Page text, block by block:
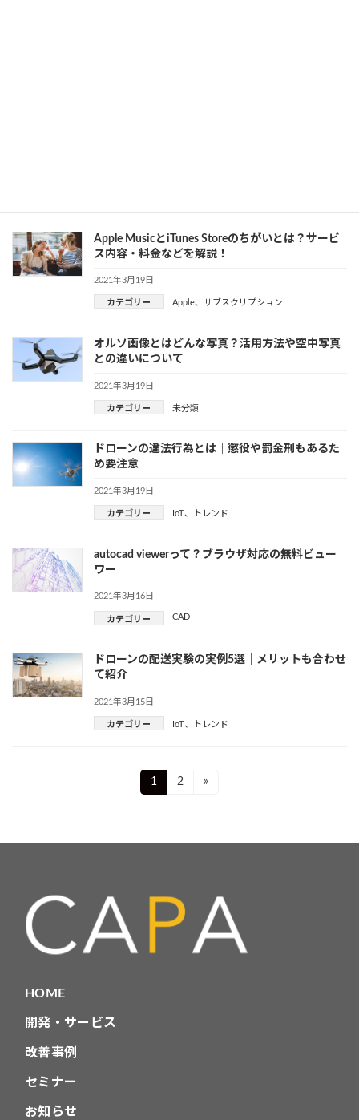
Apple MusicとiTunes Storeのちがいとは？サービ
ス内容・料金などを解説！
2021年3月19日
カテゴリー Apple、 サブスクリプション
オルソ画像とはどんな写真？活用方法や空中写真
との違いについて
2021年3月19日
カテゴリー 未分類
ドローンの違法行為とは｜懲役や罰金刑もあるた
め要注意
2021年3月19日
カテゴリー IoT、 トレンド
autocad viewerって？ブラウザ対応の無料ビュー
ワー
2021年3月16日
カテゴリー CAD
ドローンの配送実験の実例5選｜メリットも合わせ
て紹介
2021年3月15日
カテゴリー IoT、 トレンド
ー
シ
ン
Page
1 Page
2 »
HOME
開発・サービス
改善事例
セミナー
お知らせ